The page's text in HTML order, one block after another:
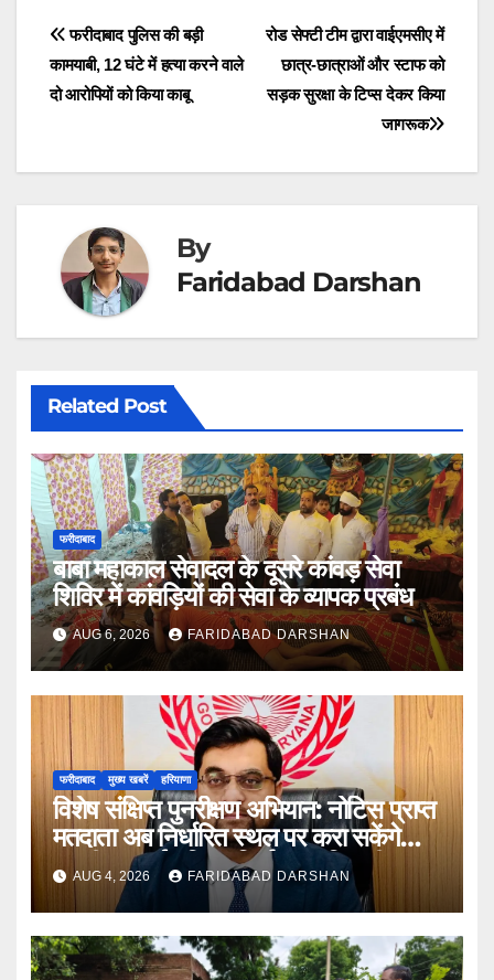
t
e
r
)
o
k
I
n
a
m
Post
navigation
रोड सेफ्टी टीम द्वारा वाईएमसीए में
छात्र-छात्राओं और स्टाफ को
सड़क सुरक्षा के टिप्स देकर किया
जागरूक
फरीदाबाद पुलिस की बड़ी
कामयाबी, 12 घंटे में हत्या करने वाले
दो आरोपियों को किया काबू
By
Faridabad Darshan
Related Post
फरीदाबाद
बाबा महाकाल सेवादल के दूसरे कांवड़ सेवा
शिविर में कांवड़ियों की सेवा के व्यापक प्रबंध
AUG 6, 2026 FARIDABAD DARSHAN
फरीदाबाद मुख्य खबरें हरियाणा
विशेष संक्षिप्त पुनरीक्षण अभियान: नोटिस प्राप्त
मतदाता अब निर्धारित स्थल पर करा सकेंगे
अपनी सुनवाई : जिला निर्वाचन अधिकारी आयुष
सिन्हा
AUG 4, 2026 FARIDABAD DARSHAN